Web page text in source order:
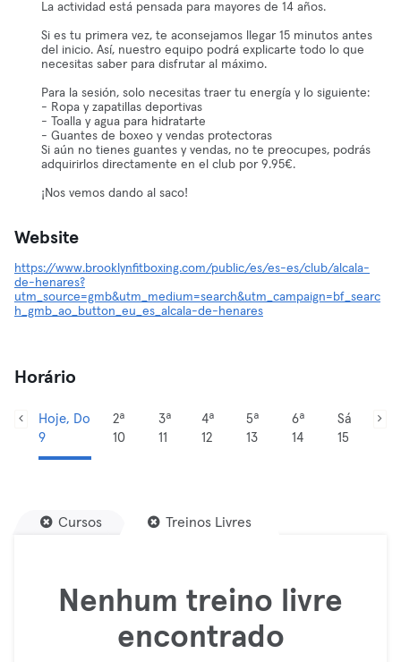
La actividad está pensada para mayores de 14 años.
Si es tu primera vez, te aconsejamos llegar 15 minutos antes
del inicio. Así, nuestro equipo podrá explicarte todo lo que
necesitas saber para disfrutar al máximo.
Para la sesión, solo necesitas traer tu energía y lo siguiente:
- Ropa y zapatillas deportivas
- Toalla y agua para hidratarte
- Guantes de boxeo y vendas protectoras
Si aún no tienes guantes y vendas, no te preocupes, podrás
adquirirlos directamente en el club por 9.95€.
¡Nos vemos dando al saco!
Website
https://www.brooklynfitboxing.com/public/es/es-es/club/alcala-
de-henares?
utm_source=gmb&utm_medium=search&utm_campaign=bf_searc
h_gmb_ao_button_eu_es_alcala-de-henares
Horário
Hoje, Do
9
2ª
10
3ª
11
4ª
12
5ª
13
6ª
14
Sá
15
Cursos Treinos Livres
Nenhum treino livre
encontrado